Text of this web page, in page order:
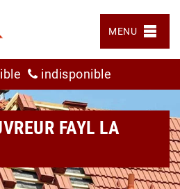
MENU
indisponible
FAYL LA